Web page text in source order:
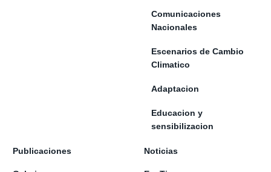
Comunicaciones
Nacionales
Escenarios de Cambio
Climatico
Adaptacion
Educacion y
sensibilizacion
Publicaciones Noticias